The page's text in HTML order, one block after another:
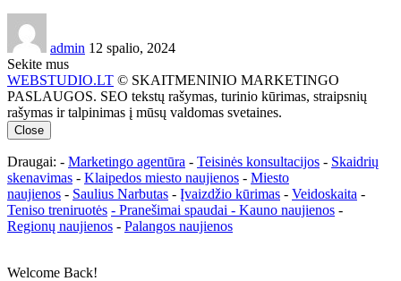
admin 12 spalio, 2024
Sekite mus
WEBSTUDIO.LT © SKAITMENINIO MARKETINGO
PASLAUGOS. SEO tekstų rašymas, turinio kūrimas, straipsnių
rašymas ir talpinimas į mūsų valdomas svetaines.
Close
Draugai: - Marketingo agentūra - Teisinės konsultacijos - Skaidrių
skenavimas - Klaipedos miesto naujienos - Miesto
naujienos - Saulius Narbutas - Įvaizdžio kūrimas - Veidoskaita -
Teniso treniruotės - Pranešimai spaudai - Kauno naujienos -
Regionų naujienos - Palangos naujienos
Welcome Back!